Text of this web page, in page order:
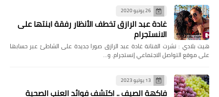
26 يونيو 2020
غادة عبد الرازق تخطف الأنظار رفقة ابنتها على
الانستجرام
هيت بلادي : نشرت الفنانة غادة عبد الرازق صورا جديدة على الشاطئ عبر حسابها
على موقع التواصل الاجتماعي إنستجرام. و…
13 يوليو 2023
فاكهة الصيف .. اكتشف فوائد العنب الصحية